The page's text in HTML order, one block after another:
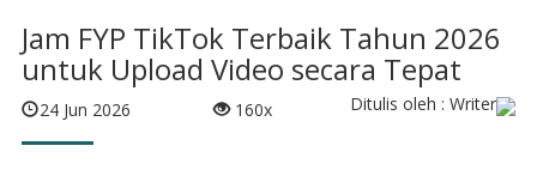
Jam FYP TikTok Terbaik Tahun 2026
untuk Upload Video secara Tepat
24 Jun 2026 160x Ditulis oleh : Writer